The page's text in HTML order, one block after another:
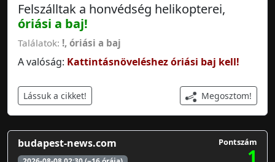
Felszálltak a honvédség helikopterei,
óriási a baj!
Találatok: !, óriási a baj
A valóság: Kattintásnöveléshez óriási baj kell!
Lássuk a cikket! Megosztom!
budapest-news.com Pontszám
1